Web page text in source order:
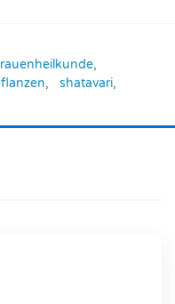
,
, shatavari,